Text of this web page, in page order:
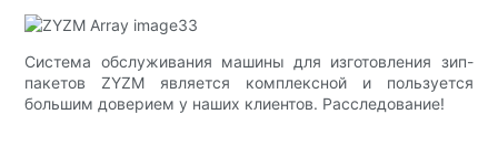
Система обслуживания машины для изготовления зип-
пакетов ZYZM является комплексной и пользуется
большим доверием у наших клиентов. Расследование!